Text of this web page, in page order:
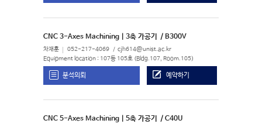
CNC 3-Axes Machining | 3축 가공기 / B300V
차재훈 052-217-4069 cjh614@unist.ac.kr
Equipment location : 107동 105호 (Bldg.107, Room.105)
분석의뢰 예약하기
CNC 5-Axes Machining | 5축 가공기 / C40U